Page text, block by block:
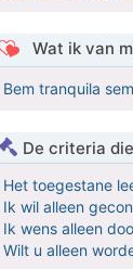
Wat ik van
Bem tranquila
De criteria
Het toegestane
Ik wil alleen
Ik wens alleen
Wilt u alleen